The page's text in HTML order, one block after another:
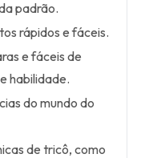
padrão.
rápidos e fáceis.
e fáceis de
habilidade.
do mundo do
de tricô, como